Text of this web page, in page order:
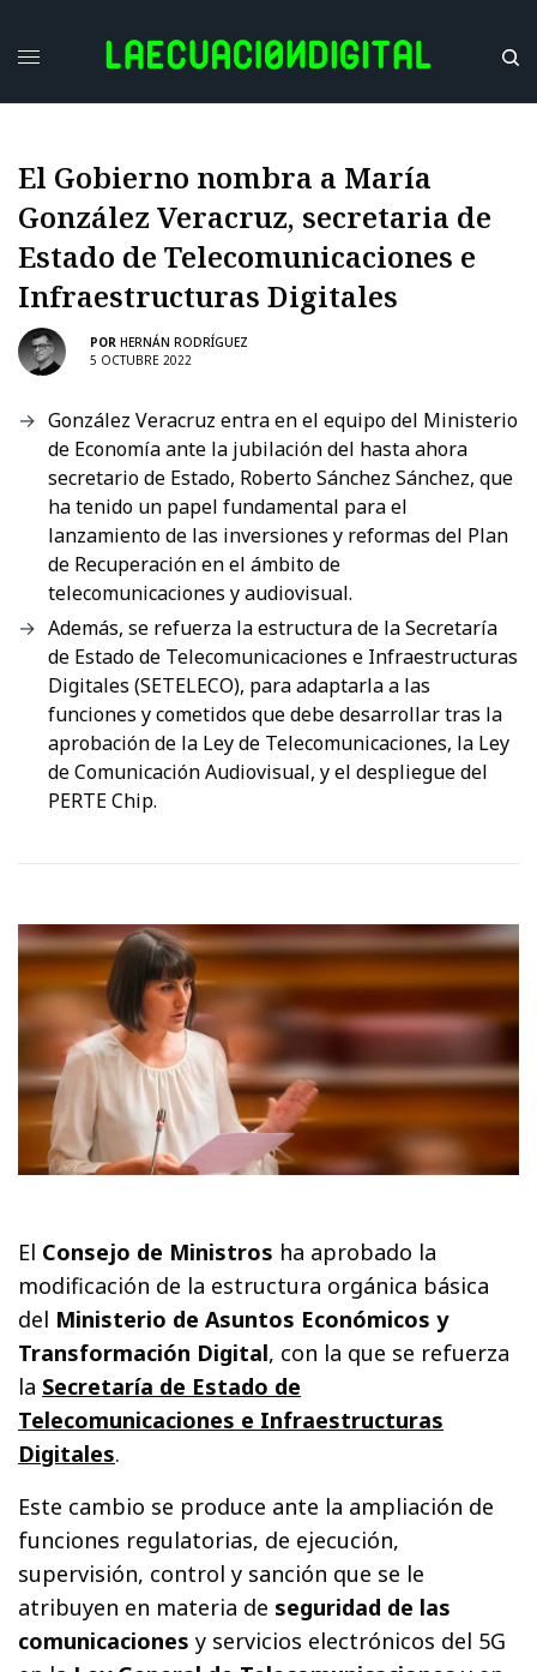
El Gobierno nombra a María
González Veracruz, secretaria de
Estado de Telecomunicaciones e
Infraestructuras Digitales
POR HERNÁN RODRÍGUEZ
5 OCTUBRE 2022
González Veracruz entra en el equipo del Ministerio
de Economía ante la jubilación del hasta ahora
secretario de Estado, Roberto Sánchez Sánchez, que
ha tenido un papel fundamental para el
lanzamiento de las inversiones y reformas del Plan
de Recuperación en el ámbito de
telecomunicaciones y audiovisual.
Además, se refuerza la estructura de la Secretaría
de Estado de Telecomunicaciones e Infraestructuras
Digitales (SETELECO), para adaptarla a las
funciones y cometidos que debe desarrollar tras la
aprobación de la Ley de Telecomunicaciones, la Ley
de Comunicación Audiovisual, y el despliegue del
PERTE Chip.
El Consejo de Ministros ha aprobado la
modificación de la estructura orgánica básica
del Ministerio de Asuntos Económicos y
Transformación Digital, con la que se refuerza
la Secretaría de Estado de
Telecomunicaciones e Infraestructuras
Digitales.
Este cambio se produce ante la ampliación de
funciones regulatorias, de ejecución,
supervisión, control y sanción que se le
atribuyen en materia de seguridad de las
comunicaciones y servicios electrónicos del 5G